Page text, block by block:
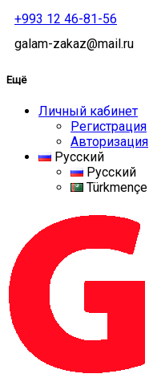
+993 12 46-81-56
galam-zakaz@mail.ru
Ещё
Личный кабинет
Регистрация
Авторизация
Русский
Русский
Türkmençe